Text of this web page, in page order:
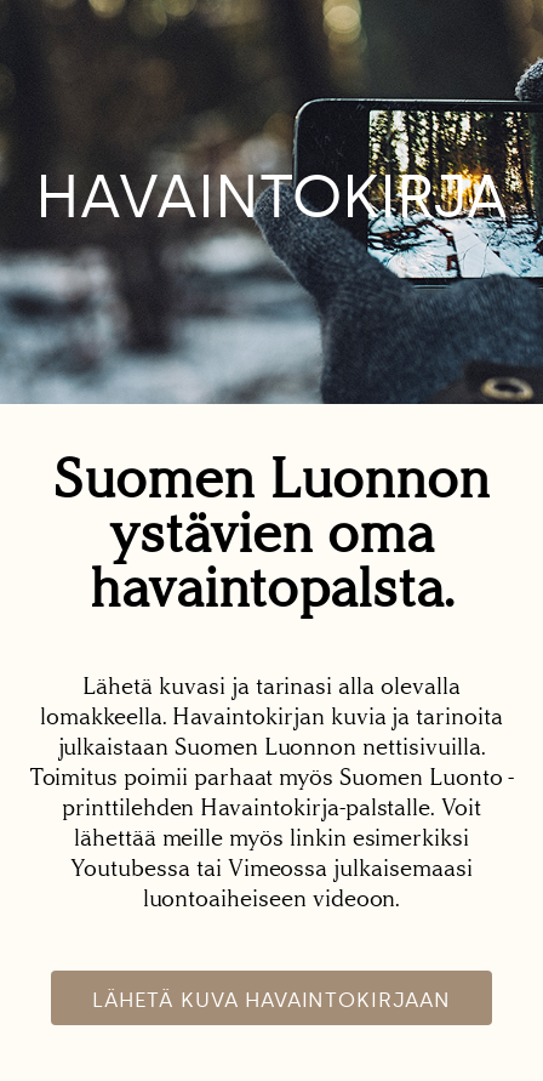
HAVAINTOKIRJA
Suomen Luonnon
ystävien oma
havaintopalsta.
Lähetä kuvasi ja tarinasi alla olevalla
lomakkeella. Havaintokirjan kuvia ja tarinoita
julkaistaan Suomen Luonnon nettisivuilla.
Toimitus poimii parhaat myös Suomen Luonto -
printtilehden Havaintokirja-palstalle. Voit
lähettää meille myös linkin esimerkiksi
Youtubessa tai Vimeossa julkaisemaasi
luontoaiheiseen videoon.
LÄHETÄ KUVA HAVAINTOKIRJAAN